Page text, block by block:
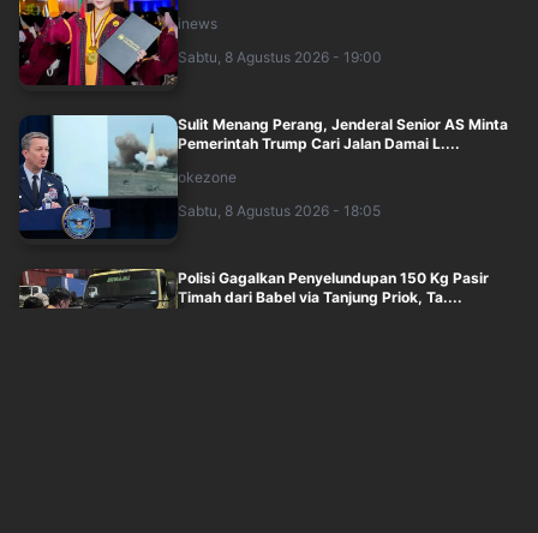
inews
Sabtu, 8 Agustus 2026 - 19:00
Sulit Menang Perang, Jenderal Senior AS Minta
Pemerintah Trump Cari Jalan Damai L....
okezone
Sabtu, 8 Agustus 2026 - 18:05
Polisi Gagalkan Penyelundupan 150 Kg Pasir
Timah dari Babel via Tanjung Priok, Ta....